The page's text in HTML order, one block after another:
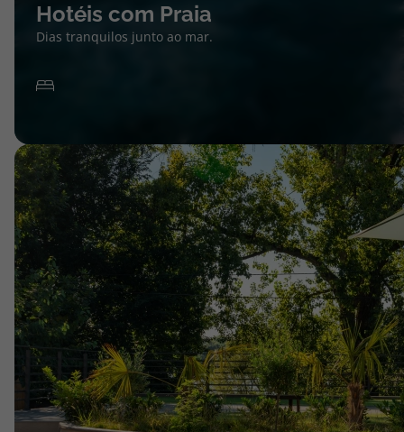
Hotéis com Praia
Dias tranquilos junto ao mar.